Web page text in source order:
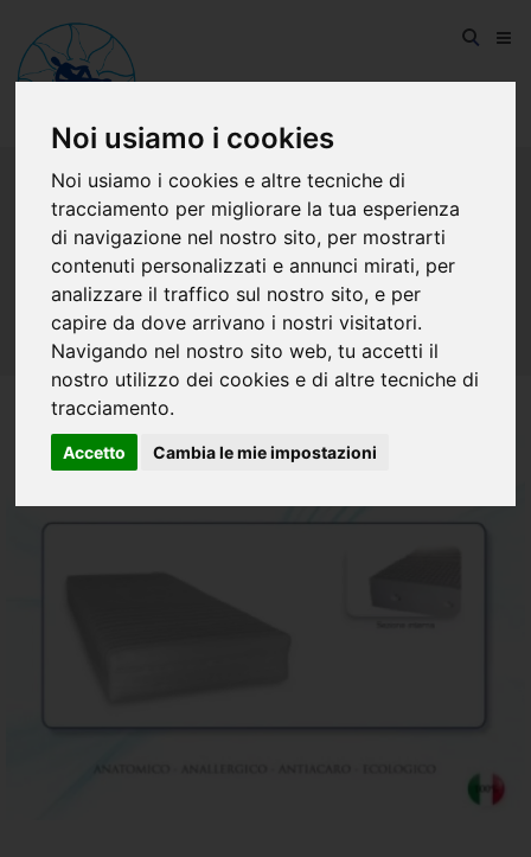
Noi usiamo i cookies
Noi usiamo i cookies e altre tecniche di
tracciamento per migliorare la tua esperienza
di navigazione nel nostro sito, per mostrarti
contenuti personalizzati e annunci mirati, per
analizzare il traffico sul nostro sito, e per
capire da dove arrivano i nostri visitatori.
Navigando nel nostro sito web, tu accetti il
nostro utilizzo dei cookies e di altre tecniche di
tracciamento.
Accetto Cambia le mie impostazioni
LATTICE
/ LATTICE BEST LATTICE